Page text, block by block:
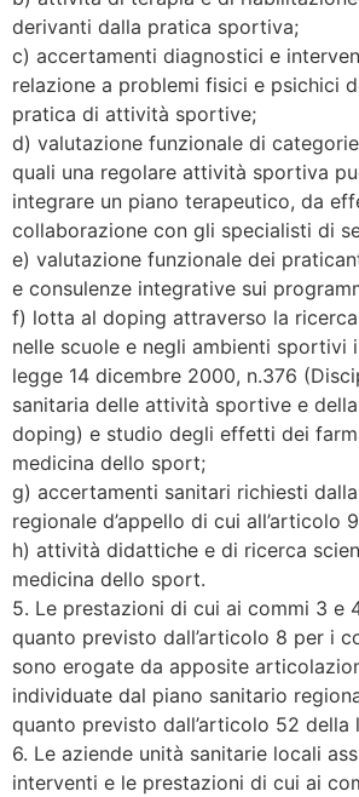
derivanti dalla pratica sportiva;
c) accertamenti diagnostici e
relazione a problemi fisici e psichici
pratica di attività sportive;
d) valutazione funzionale di
quali una regolare attività sportiva
integrare un piano terapeutico, da
collaborazione con gli specialisti di
e) valutazione funzionale dei
e consulenze integrative sui
f) lotta al doping attraverso la ricerca
nelle scuole e negli ambienti sportivi
legge 14 dicembre 2000, n.376
sanitaria delle attività sportive e
doping) e studio degli effetti dei
medicina dello sport;
g) accertamenti sanitari richiesti
regionale d’appello di cui all’articolo
h) attività didattiche e di ricerca
medicina dello sport.
5. Le prestazioni di cui ai commi 3 e
quanto previsto dall’articolo 8 per i
sono erogate da apposite
individuate dal piano sanitario
quanto previsto dall’articolo 52 della
6. Le aziende unità sanitarie locali
interventi e le prestazioni di cui ai